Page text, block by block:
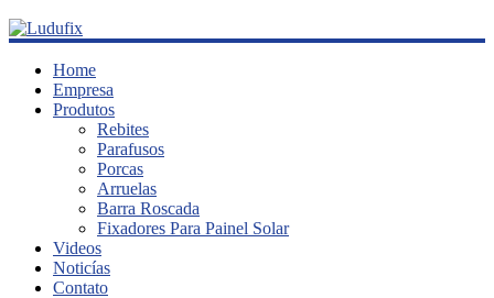
O Efeito da Lubrificação na Relação Torque/Pré-Carga
Fixadores para Temperaturas Extremas
Cisalhamento vs. Tração
O que é Corrosão Galvânica , e como evitar
Ludufix
Fixadores
Home
Empresa
Produtos
Rebites
Parafusos
Porcas
Arruelas
Barra Roscada
Fixadores Para Painel Solar
Videos
Noticías
Contato